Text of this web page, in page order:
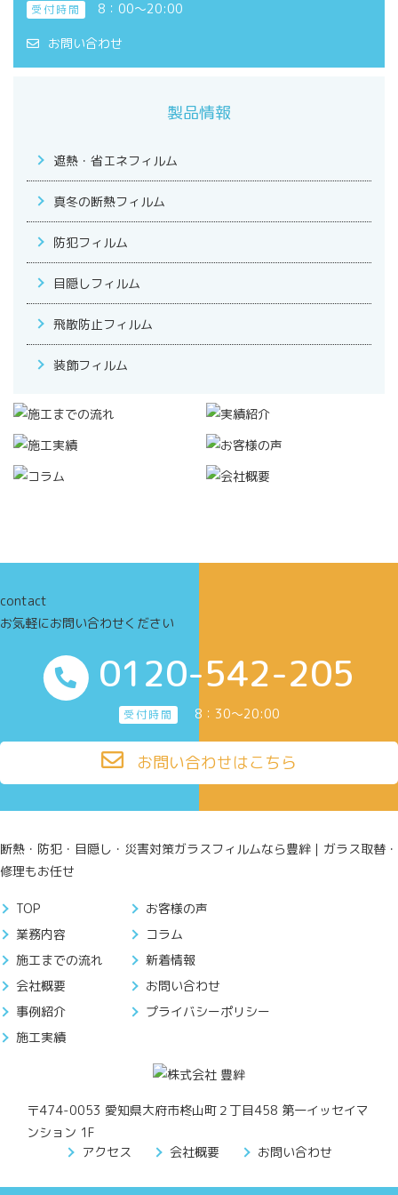
受付時間 8：00～20:00
お問い合わせ
製品情報
遮熱・省エネフィルム
真冬の断熱フィルム
防犯フィルム
目隠しフィルム
飛散防止フィルム
装飾フィルム
contact
お気軽にお問い合わせください
0120-542-205
受付時間 8：30～20:00
お問い合わせはこちら
断熱・防犯・目隠し・災害対策ガラスフィルムなら豊絆｜ガラス取替・
修理もお任せ
TOP
業務内容
施工までの流れ
会社概要
事例紹介
施工実績
お客様の声
コラム
新着情報
お問い合わせ
プライバシーポリシー
〒474-0053 愛知県大府市柊山町２丁目458 第一イッセイマ
ンション 1F
アクセス
会社概要 お問い合わせ